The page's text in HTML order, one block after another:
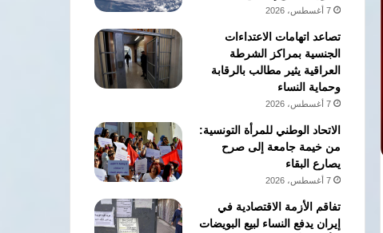
7 أغسطس، 2026
تصاعد اتهامات الاعتداءات
الجنسية بمراكز الشرطة
العراقية يثير مطالب بالرقابة
وحماية النساء
7 أغسطس، 2026
الاتحاد الوطني للمرأة التونسية:
من خيمة جامعة إلى صرح
يصارع البقاء
7 أغسطس، 2026
تفاقم الأزمة الاقتصادية في
إيران يدفع النساء لبيع البويضات